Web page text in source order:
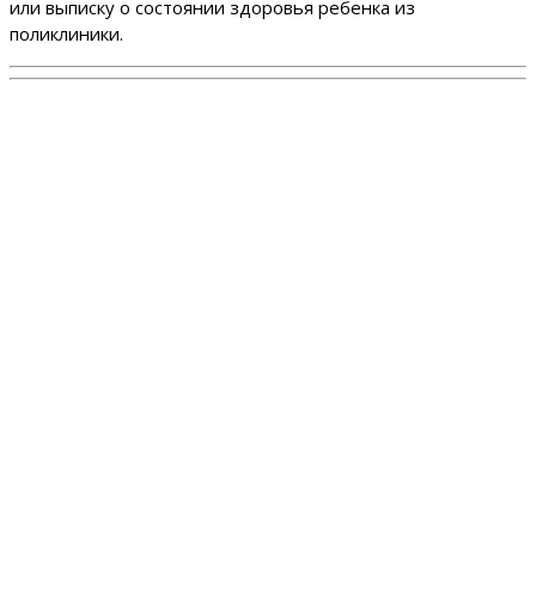
или выписку о состоянии здоровья ребенка из
поликлиники.